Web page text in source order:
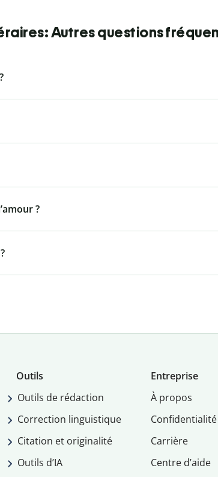
Autres questions
?
Outils
Outils de rédaction
Correction linguistique
Citation et originalité
Outils d’IA
Entreprise
À propos
Confidentialité
Carrière
Centre d’aide